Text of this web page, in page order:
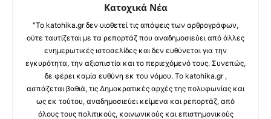
Κατοχικά Νέα
"Το katohika.gr δεν υιοθετεί τις απόψεις των αρθρογράφων,
ούτε ταυτίζεται με τα ρεπορτάζ που αναδημοσιεύει από άλλες
ενημερωτικές ιστοσελίδες και δεν ευθύνεται για την
εγκυρότητα, την αξιοπιστία και το περιεχόμενό τους. Συνεπώς,
δε φέρει καμία ευθύνη εκ του νόμου. Το katohika.gr ,
ασπάζεται βαθιά, τις Δημοκρατικές αρχές της πολυφωνίας και
ως εκ τούτου, αναδημοσιεύει κείμενα και ρεπορτάζ, από
όλους τους πολιτικούς, κοινωνικούς και επιστημονικούς